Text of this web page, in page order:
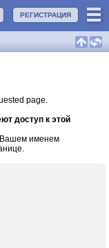
РЕГИСТРАЦИЯ
page.
доступ к этой
Вашем именем